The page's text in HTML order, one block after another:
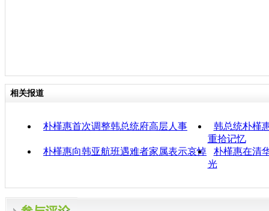
相关报道
朴槿惠首次调整韩总统府高层人事
韩总统朴槿
重拾记忆
朴槿惠向韩亚航班遇难者家属表示哀悼
朴槿惠在清
光